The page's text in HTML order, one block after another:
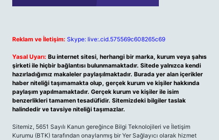
Reklam ve İletişim: Skype: live:.cid.575569c608265c69
Yasal Uyarı: Bu internet sitesi, herhangi bir marka, kurum veya şahıs
şirketi ile hiçbir bağlantısı bulunmamaktadır. Sitede yalnızca kendi
hazırladığımız makaleler paylaşılmaktadır. Burada yer alan içerikler
haber niteliği taşımamakta olup, gerçek kurum ve kişiler hakkında
paylaşım yapılmamaktadır. Gerçek kurum ve kişiler ile isim
benzerlikleri tamamen tesadüfidir. Sitemizdeki bilgiler taslak
halindedir ve tavsiye niteliği taşımazlar.
Sitemiz, 5651 Sayılı Kanun gereğince Bilgi Teknolojileri ve İletişim
Kurumu (BTK) tarafından onaylanmış bir Yer Sağlayıcı olarak hizmet